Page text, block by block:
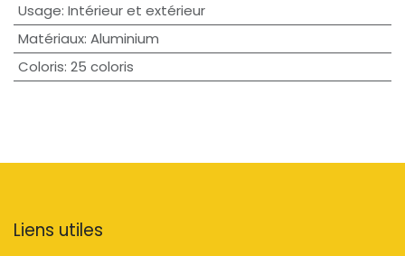
Usage: Intérieur et extérieur
Matériaux: Aluminium
Coloris: 25 coloris
Liens utiles